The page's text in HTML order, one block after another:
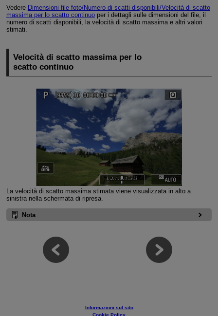
Vedere Dimensioni file foto/Numero di scatti disponibili/Velocità di scatto
massima per lo scatto continuoper i dettagli sulle dimensioni del file, il
numero di scatti disponibili, la velocità di scatto massima e altri valori
stimati.
Velocità di scatto massima per lo
scatto continuo
La velocità di scatto massima stimata viene visualizzata in alto a
sinistra nella schermata di ripresa.
Nota
Informazioni sul sito
Cookie Policy